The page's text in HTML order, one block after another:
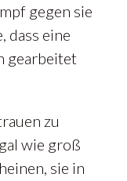
gegen sie
dass eine
gearbeitet
zu
wie groß
sie in